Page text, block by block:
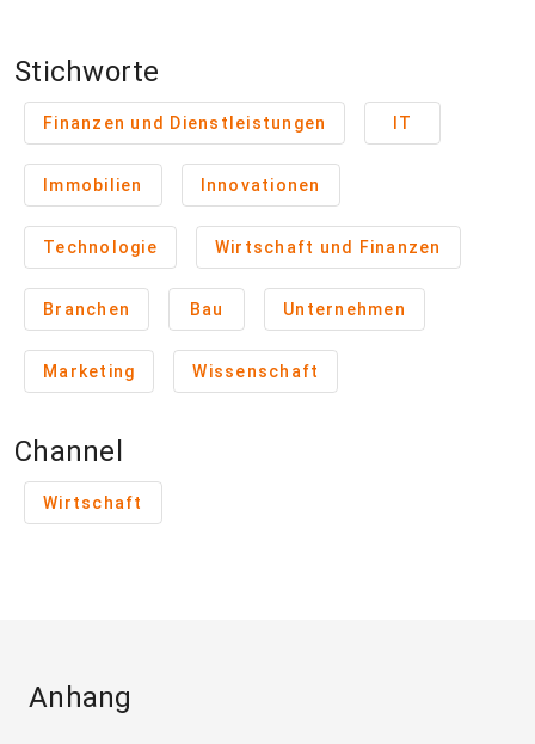
Stichworte
Finanzen und Dienstleistungen IT
Immobilien Innovationen
Technologie Wirtschaft und Finanzen
Branchen Bau Unternehmen
Marketing Wissenschaft
Channel
Wirtschaft
Anhang